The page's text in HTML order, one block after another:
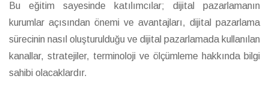
Bu eğitim sayesinde katılımcılar; dijital pazarlamanın
kurumlar açısından önemi ve avantajları, dijital pazarlama
sürecinin nasıl oluşturulduğu ve dijital pazarlamada kullanılan
kanallar, stratejiler, terminoloji ve ölçümleme hakkında bilgi
sahibi olacaklardır.